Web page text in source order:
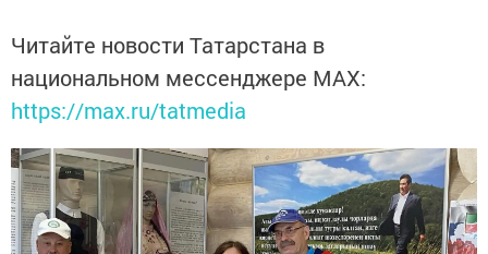
Читайте новости Татарстана в
национальном мессенджере MАХ:
https://max.ru/tatmedia